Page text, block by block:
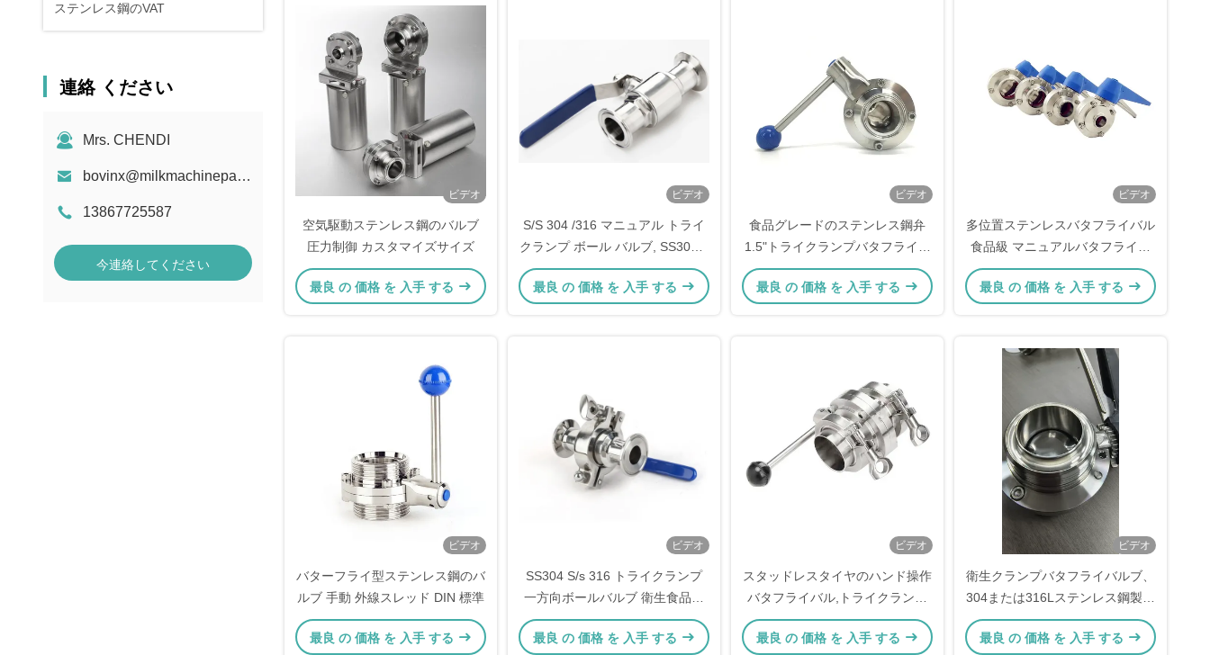
ステンレス鋼のVAT
連絡 ください
Mrs. CHENDI
bovinx@milkmachineparts.com
13867725587
今連絡してください
ビデオ
空気駆動ステンレス鋼のバルブ
圧力制御 カスタマイズサイズ
最良 の 価格 を 入手 する
ビデオ
S/S 304 /316 マニュアル トライ
クランプ ボール バルブ, SS304 2
方向 ステンレス スチール ボール
バルブ
最良 の 価格 を 入手 する
ビデオ
食品グレードのステンレス鋼弁
1.5"トライクランプバタフライバ
ル Ss304
最良 の 価格 を 入手 する
ビデオ
多位置ステンレスバタフライバル
食品級 マニュアルバタフライバ
ル
最良 の 価格 を 入手 する
ビデオ
バターフライ型ステンレス鋼のバ
ルブ 手動 外線スレッド DIN 標準
最良 の 価格 を 入手 する
ビデオ
SS304 S/s 316 トライクランプ
一方向ボールバルブ 衛生食品グ
レード 3 パーツ 3A CE
最良 の 価格 を 入手 する
ビデオ
スタッドレスタイヤのハンド操作
バタフライバル,トライクランプ
フェルルール コンプリートセッ
ト
最良 の 価格 を 入手 する
ビデオ
衛生クランプバタフライバルブ、
304または316Lステンレス鋼製、
鏡面研磨仕上げ（Ra ≤
0.8μm）、クイッククランプ
最良 の 価格 を 入手 する